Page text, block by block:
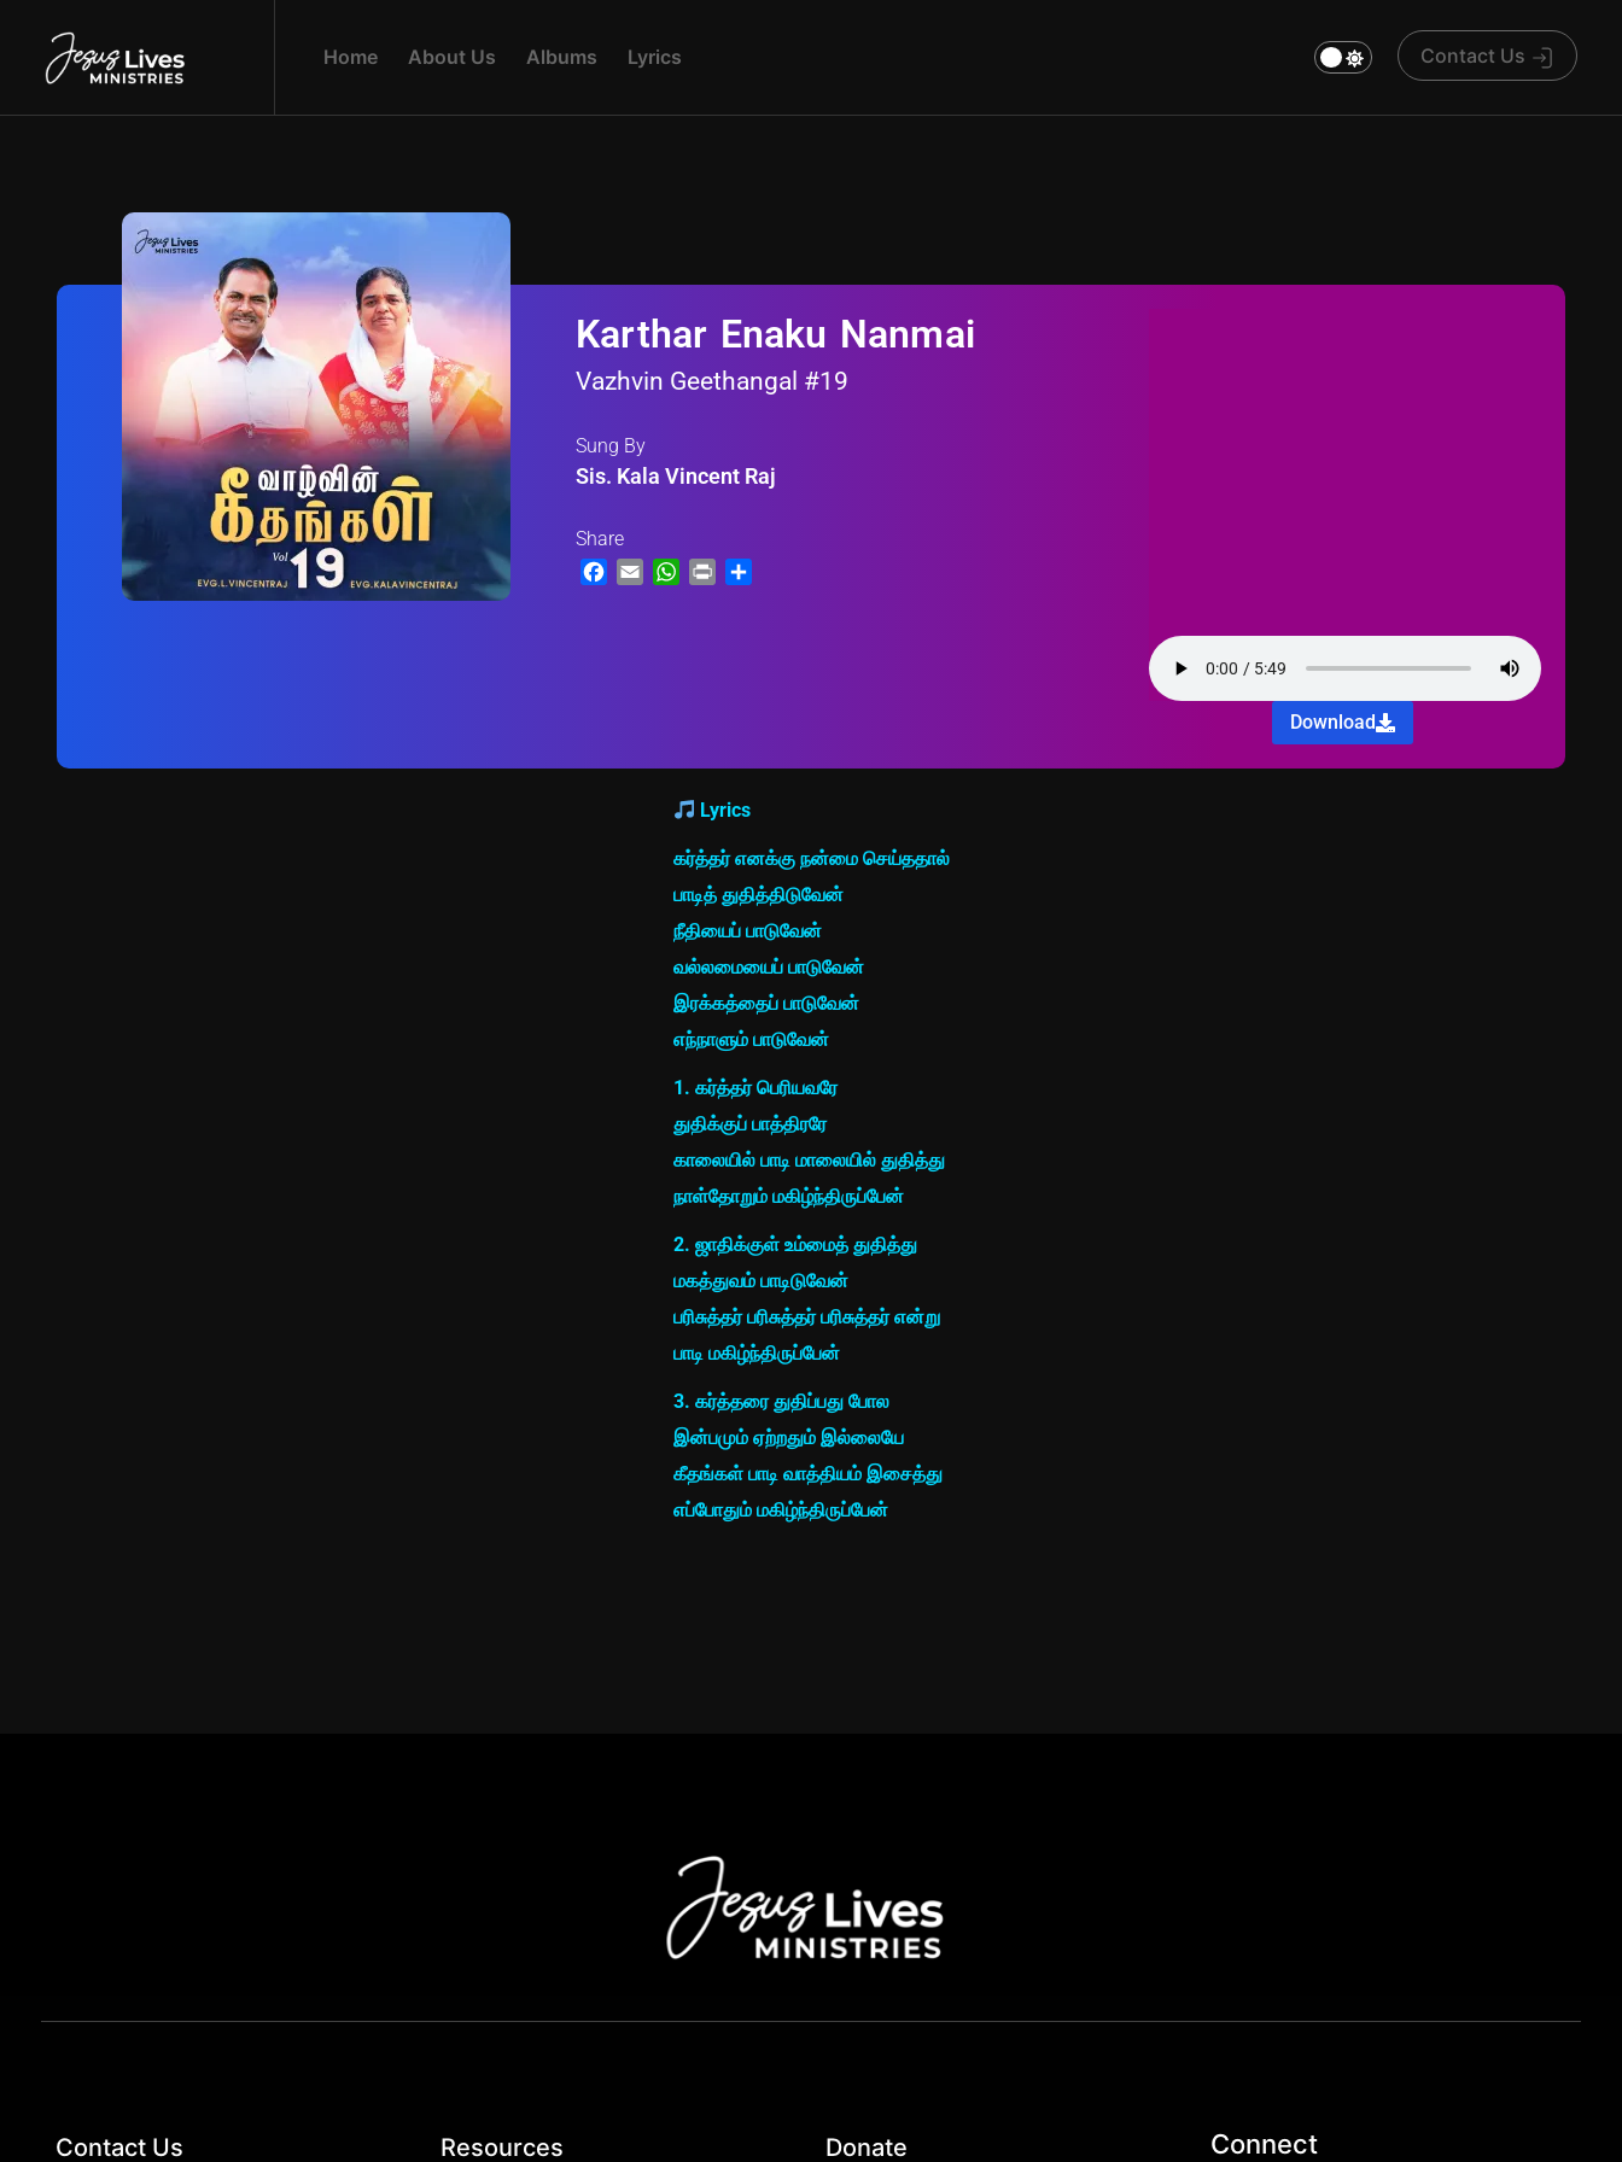
HOME ABOUT US ALBUMS LYRICS Contact Us
Karthar Enaku Nanmai
Vazhvin Geethangal #19
Sung By
Sis. Kala Vincent Raj
Share
Facebook
Email WhatsApp
Print
Download
Lyrics
கர்த்தர் எனக்கு நன்மை செய்ததால்
பாடித் துதித்திடுவேன்
நீதியைப் பாடுவேன்
வல்லமையைப் பாடுவேன்
இரக்கத்தைப் பாடுவேன்
எந்நாளும் பாடுவேன்
1. கர்த்தர் பெரியவரே
துதிக்குப் பாத்திரரே
காலையில் பாடி மாலையில் துதித்து
நாள்தோறும் மகிழ்ந்திருப்பேன்
2. ஜாதிக்குள் உம்மைத் துதித்து
மகத்துவம் பாடிடுவேன்
பரிசுத்தர் பரிசுத்தர் பரிசுத்தர் என்று
பாடி மகிழ்ந்திருப்பேன்
3. கர்த்தரை துதிப்பது போல
இன்பமும் ஏற்றதும் இல்லையே
கீதங்கள் பாடி வாத்தியம் இசைத்து
எப்போதும் மகிழ்ந்திருப்பேன்
Contact Us Resources Donate Connect